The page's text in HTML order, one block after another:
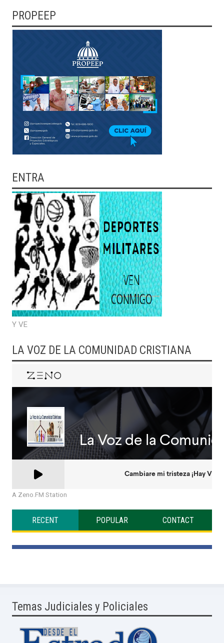
PROPEEP
ENTRA
Y VE
LA VOZ DE LA COMUNIDAD CRISTIANA
A Zeno.FM Station
RECENT POPULAR CONTACT
Temas Judiciales y Policiales